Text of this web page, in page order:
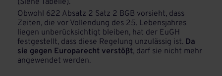
(Siehe Tabelle).
Obwohl 622 Absatz 2 Satz 2 BGB vorsieht, dass
Zeiten, die vor Vollendung des 25. Lebensjahres
liegen unberücksichtigt bleiben, hat der EuGH
festgestellt, dass diese Regelung unzulässig ist. Da
sie gegen Europarecht verstößt, darf sie nicht mehr
angewendet werden.